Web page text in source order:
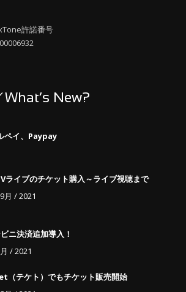
許諾番号
New?
ペイ、Paypay
ライブのチケット購入～ライブ視聴まで
月 / 2021
ニ決済追加導入！
/ 2021
（テケト）でもチケット販売開始